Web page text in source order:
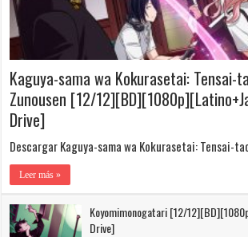
Kaguya-sama wa Kokurasetai: Tensai-
Zunousen [12/
Drive]
Descargar Kaguya-sama wa Kokurasetai: Tensai-
Leer más »
Koyomimonogatari [12/
Drive]